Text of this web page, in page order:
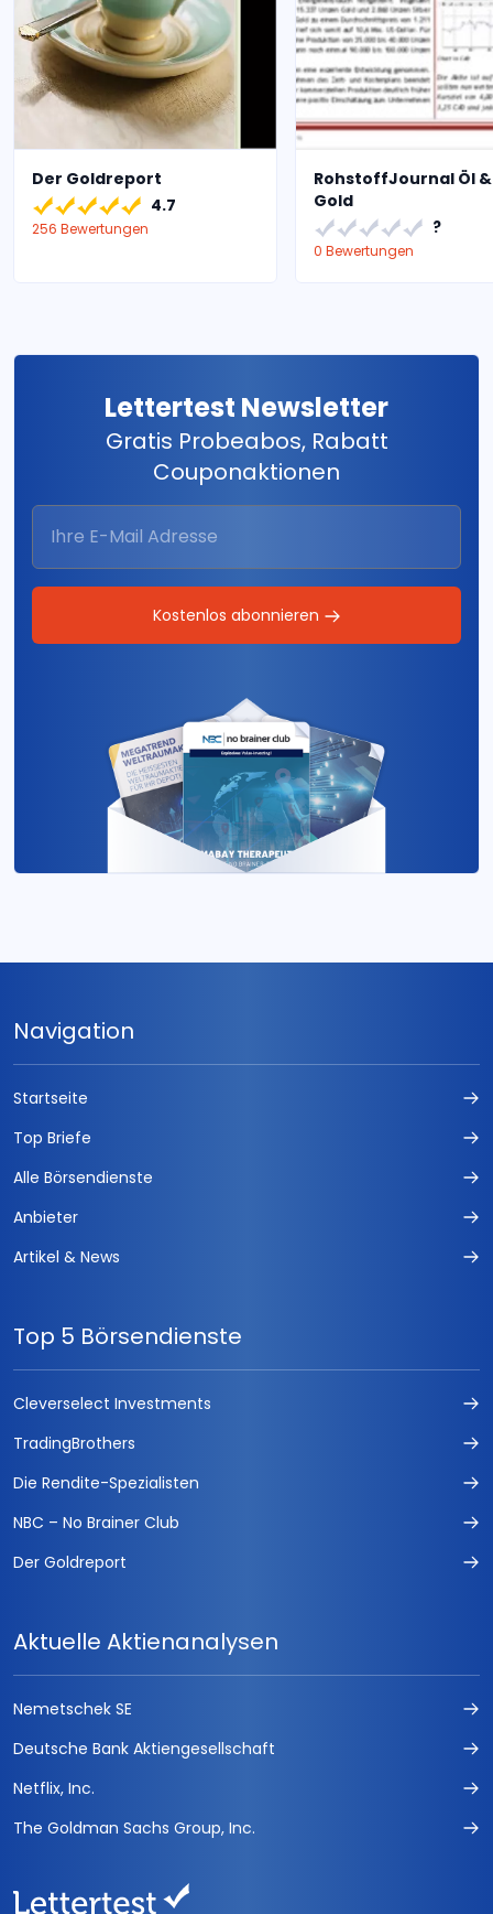
Der Goldreport
4.7
256 Bewertungen
RohstoffJournal Öl
Gold
?
0 Bewertungen
Lettertest Newsletter
Gratis Probeabos, Rabatt
Couponaktionen
Kostenlos abonnieren
Navigation
Startseite
Top Briefe
Alle Börsendienste
Anbieter
Artikel & News
Top 5 Börsendienste
Cleverselect Investments
TradingBrothers
Die Rendite-Spezialisten
NBC – No Brainer Club
Der Goldreport
Aktuelle Aktienanalysen
Nemetschek SE
Deutsche Bank Aktiengesellschaft
Netflix, Inc.
The Goldman Sachs Group, Inc.